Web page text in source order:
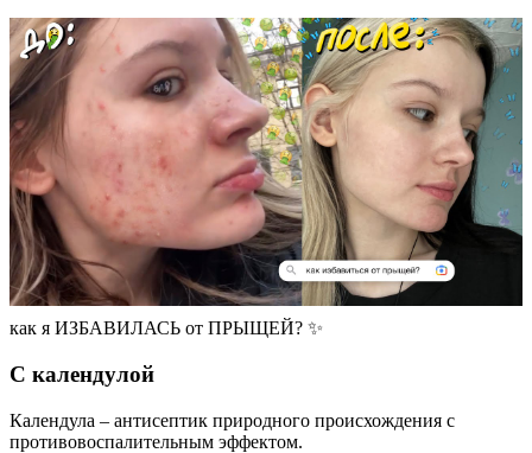
как я ИЗБАВИЛАСЬ от ПРЫЩЕЙ? ✨
С календулой
Календула ‒ антисептик природного происхождения с
противовоспалительным эффектом.